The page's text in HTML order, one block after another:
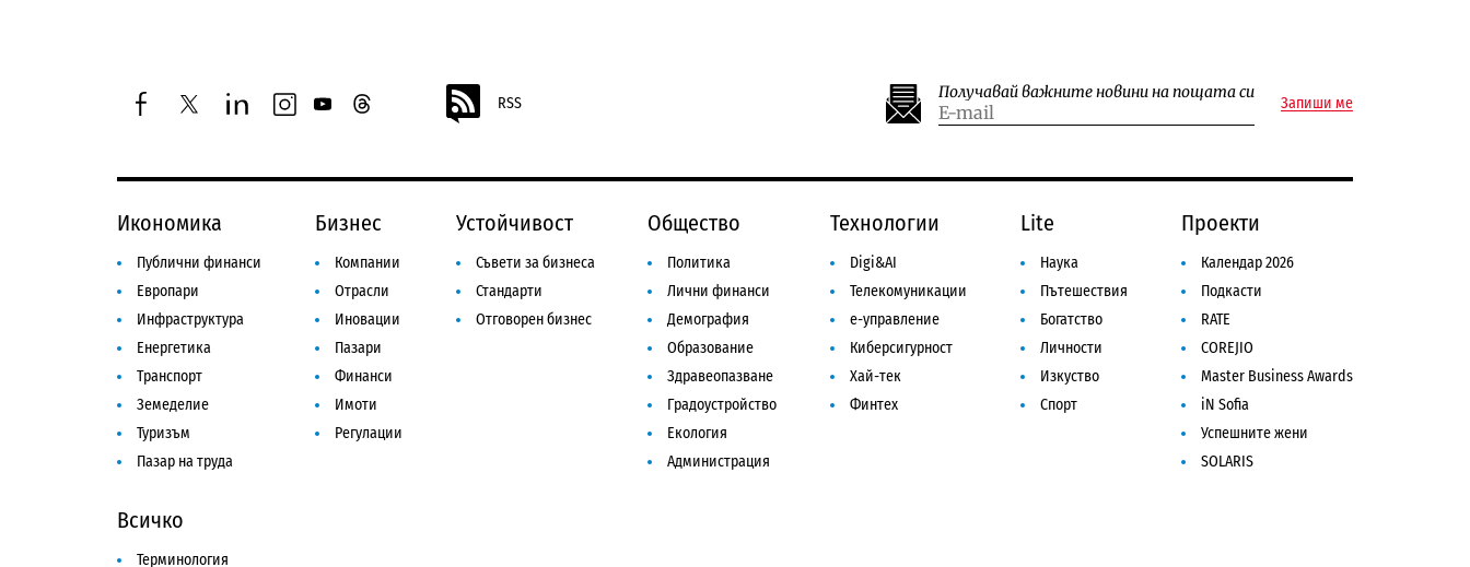
facebooktwitterlinkedininstagram
youtubethreads RSS
Получавай важните новини на пощата си
Запиши ме
Икономика
Публични финанси
Европари
Инфраструктура
Енергетика
Транспорт
Земеделие
Туризъм
Пазар на труда
Бизнес
Компании
Отрасли
Иновации
Пазари
Финанси
Имоти
Регулации
Устойчивост
Съвети за бизнеса
Стандарти
Отговорен бизнес
Общество
Политика
Лични финанси
Демография
Образование
Здравеопазване
Градоустройство
Екология
Администрация
Технологии
Digi&AI
Телекомуникации
е-управление
Киберсигурност
Хай-тек
Финтех
Lite
Наука
Пътешествия
Богатство
Личности
Изкуство
Спорт
Проекти
Календар 2026
Подкасти
RATE
COREJIO
Master Business Awards
iN Sofia
Успешните жени
SOLARIS
Всичко
Терминология